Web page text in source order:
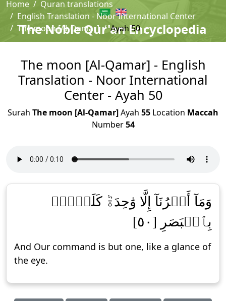
The Noble Qur'an Encyclopedia
Home
Quran translations
English Translation - Noor International Center
The moon [Al-Qamar]
Ayah 50
The moon [Al-Qamar] - English
Translation - Noor International
Center - Ayah 50
Surah The moon [Al-Qamar]Ayah 55 Location Maccah
Number54
وَمَآ أَمۡرُنَآ إِلَّا وَٰحِدَةٞ كَلَمۡحِۭ
بِٱلۡبَصَرِ [٥٠]
And Our command is but one, like a glance of
the eye.